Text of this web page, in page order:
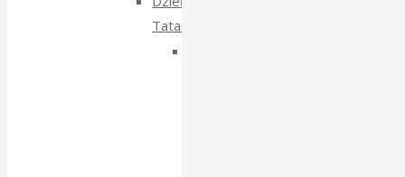
Tatarski